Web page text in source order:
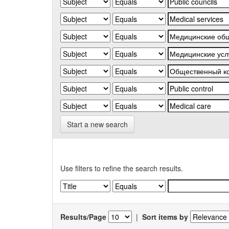
Start a new search
Use filters to refine the search results.
Results/Page | Sort items by